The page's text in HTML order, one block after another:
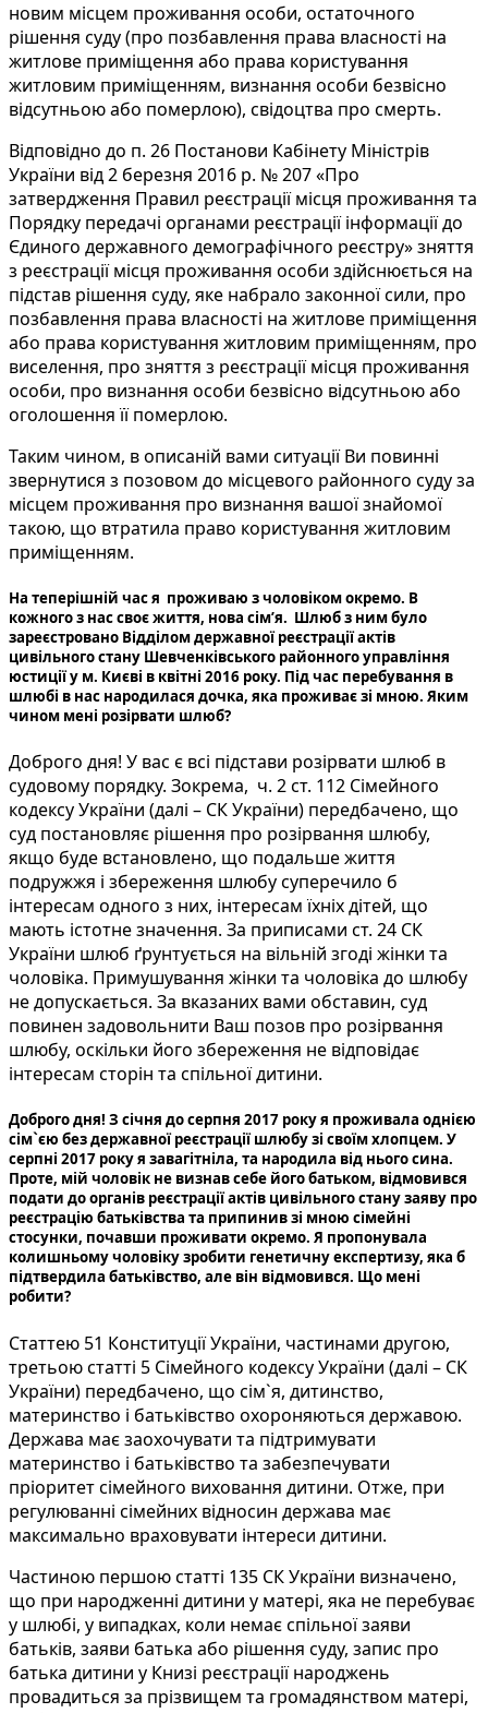
новим місцем проживання особи, остаточного
рішення суду (про позбавлення права власності на
житлове приміщення або права користування
житловим приміщенням, визнання особи безвісно
відсутньою або померлою), свідоцтва про смерть.
Відповідно до п. 26 Постанови Кабінету Міністрів
України від 2 березня 2016 р. № 207 «Про
затвердження Правил реєстрації місця проживання та
Порядку передачі органами реєстрації інформації до
Єдиного державного демографічного реєстру» зняття
з реєстрації місця проживання особи здійснюється на
підстав рішення суду, яке набрало законної сили, про
позбавлення права власності на житлове приміщення
або права користування житловим приміщенням, про
виселення, про зняття з реєстрації місця проживання
особи, про визнання особи безвісно відсутньою або
оголошення її померлою.
Таким чином, в описаній вами ситуації Ви повинні
звернутися з позовом до місцевого районного суду за
місцем проживання про визнання вашої знайомої
такою, що втратила право користування житловим
приміщенням.
На теперішній час я проживаю з чоловіком окремо. В
кожного з нас своє життя, нова сім’я. Шлюб з ним було
зареєстровано Відділом державної реєстрації актів
цивільного стану Шевченківського районного управління
юстиції у м. Києві в квітні 2016 року. Під час перебування в
шлюбі в нас народилася дочка, яка проживає зі мною. Яким
чином мені розірвати шлюб?
Доброго дня! У вас є всі підстави розірвати шлюб в
судовому порядку. Зокрема, ч. 2 ст. 112 Сімейного
кодексу України (далі – СК України) передбачено, що
суд постановляє рішення про розірвання шлюбу,
якщо буде встановлено, що подальше життя
подружжя і збереження шлюбу суперечило б
інтересам одного з них, інтересам їхніх дітей, що
мають істотне значення. За приписами ст. 24 СК
України шлюб ґрунтується на вільній згоді жінки та
чоловіка. Примушування жінки та чоловіка до шлюбу
не допускається. За вказаних вами обставин, суд
повинен задовольнити Ваш позов про розірвання
шлюбу, оскільки його збереження не відповідає
інтересам сторін та спільної дитини.
Доброго дня! З січня до серпня 2017 року я проживала однією
сім`єю без державної реєстрації шлюбу зі своїм хлопцем. У
серпні 2017 року я завагітніла, та народила від нього сина.
Проте, мій чоловік не визнав себе його батьком, відмовився
подати до органів реєстрації актів цивільного стану заяву про
реєстрацію батьківства та припинив зі мною сімейні
стосунки, почавши проживати окремо. Я пропонувала
колишньому чоловіку зробити генетичну експертизу, яка б
підтвердила батьківство, але він відмовився. Що мені
робити?
Статтею 51 Конституції України, частинами другою,
третьою статті 5 Сімейного кодексу України (далі – СК
України) передбачено, що сім`я, дитинство,
материнство і батьківство охороняються державою.
Держава має заохочувати та підтримувати
материнство і батьківство та забезпечувати
пріоритет сімейного виховання дитини. Отже, при
регулюванні сімейних відносин держава має
максимально враховувати інтереси дитини.
Частиною першою статті 135 СК України визначено,
що при народженні дитини у матері, яка не перебуває
у шлюбі, у випадках, коли немає спільної заяви
батьків, заяви батька або рішення суду, запис про
батька дитини у Книзі реєстрації народжень
провадиться за прізвищем та громадянством матері,